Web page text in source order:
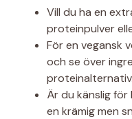
Vill du ha en
proteinpulver
För en vegansk
och se över
proteinalternativ.
Är du känslig
en krämig men